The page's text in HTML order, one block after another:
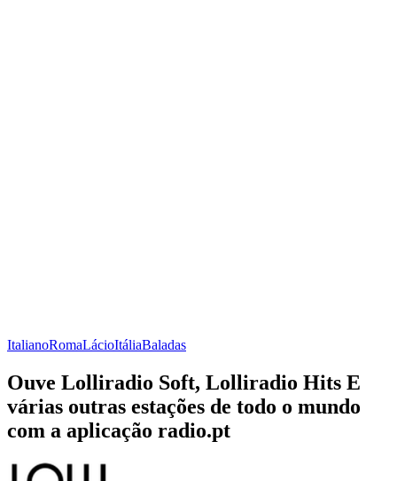
ItalianoRomaLácioItáliaBaladas
Ouve Lolliradio Soft, Lolliradio Hits E
várias outras estações de todo o mundo
com a aplicação radio.pt